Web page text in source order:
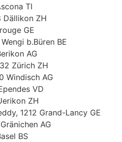
TI
Dällikon ZH
GE
b.Büren BE
AG
Zürich ZH
Windisch AG
VD
ZH
1212 Grand-Lancy GE
AG
BS